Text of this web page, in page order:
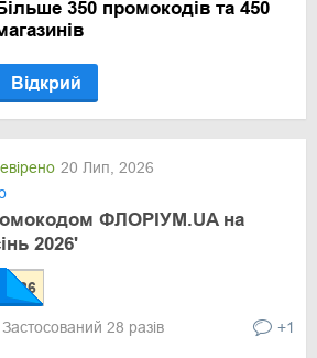
350 промокодів та 450
Відкрий
20 Лип, 2026
ФЛОРІУМ.UA на
2026'
Застосований 28 разів +1